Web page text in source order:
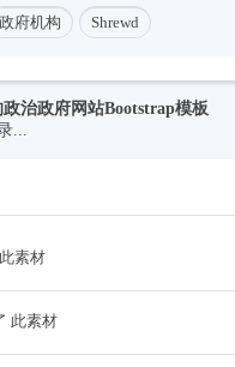
政府机构 Shrewd
治政府网站Bootstrap模板
...
素材
此素材